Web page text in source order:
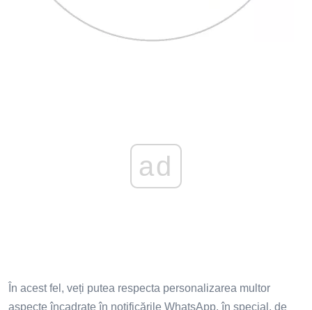
ad
În acest fel, veți putea respecta personalizarea multor
aspecte încadrate în notificările WhatsApp, în special, de